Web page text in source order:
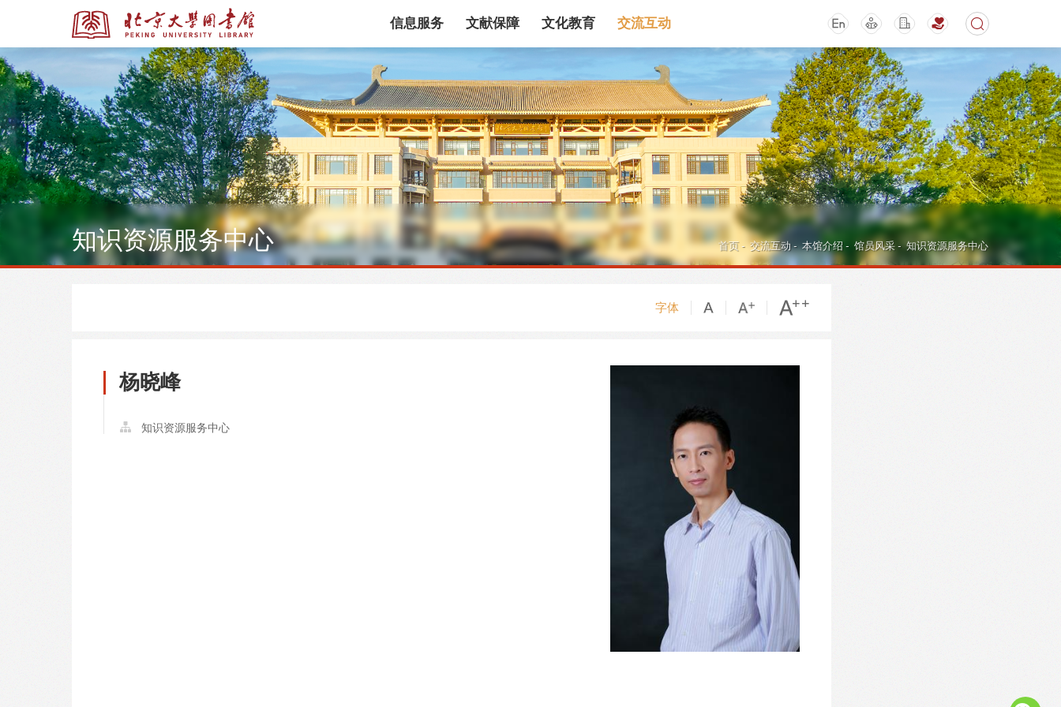
全部资源
全部资源 馆藏目录 论文、书、报告 数据库 电子图书和电子期刊
多媒体资源 机构知识库 馆际互借 新书通报 专利数据 活动讲座
信息服务 文献保障 文化教育 交流互动
首页 - 交流互动 - 本馆介绍 - 馆员风采 - 知识资源服务中心
知识资源服务中心
字体
杨晓峰
知识资源服务中心